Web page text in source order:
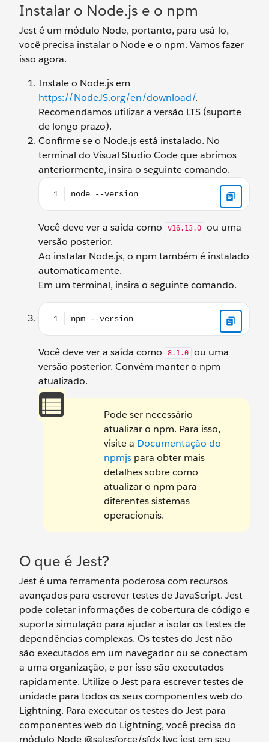
Instalar o Node.js e o npm
Jest é um módulo Node, portanto, para usá-lo,
você precisa instalar o Node e o npm. Vamos fazer
isso agora.
Instale o Node.js em
https://NodeJS.org/en/download/.
Recomendamos utilizar a versão LTS (suporte
de longo prazo).
Confirme se o Node.js está instalado. No
terminal do Visual Studio Code que abrimos
anteriormente, insira o seguinte comando.
Você deve ver a saída como v16.13.0
ou uma
versão posterior.
Ao instalar Node.js, o npm também é instalado
automaticamente.
Em um terminal, insira o seguinte comando.
Você deve ver a saída como 8.1.0
ou uma
versão posterior. Convém manter o npm
atualizado.
Pode ser necessário
atualizar o npm. Para isso,
visite a Documentação do
npmjs para obter mais
detalhes sobre como
atualizar o npm para
diferentes sistemas
operacionais.
O que é Jest?
Jest é uma ferramenta poderosa com recursos
avançados para escrever testes de JavaScript. Jest
pode coletar informações de cobertura de código e
suporta simulação para ajudar a isolar os testes de
dependências complexas. Os testes do Jest não
são executados em um navegador ou se conectam
a uma organização, e por isso são executados
rapidamente. Utilize o Jest para escrever testes de
unidade para todos os seus componentes web do
Lightning. Para executar os testes do Jest para
componentes web do Lightning, você precisa do
módulo Node @salesforce/sfdx-lwc-jest em seu